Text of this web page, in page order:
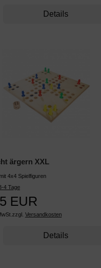
Details
ärgern XXL
4x4 Spielfiguren
4 Tage
EUR
zzgl. Versandkosten
Details